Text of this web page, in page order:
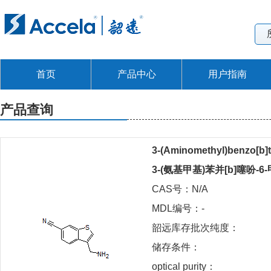
首页 产品中心 用户指南
产品查询
3-
3-(氨基甲基)苯并[b]噻吩-6-
CAS号：N/A
MDL编号：-
韶远库存批次纯度：
储存条件：
optical purity：